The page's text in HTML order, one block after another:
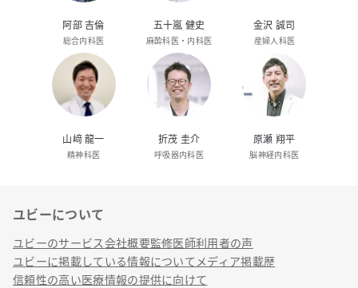
阿部 吉倫
総合内科医
五十嵐 健史
麻酔科医・内科医
金沢 誠司
産婦人科医
山﨑 龍一
精神科医
折茂 圭介
呼吸器内科医
原瀬 翔平
脳神経内科医
リンク
ユビーについて
ユビーのサービス会社概要監修医師利用者の声
ユビーに掲載している情報についてメディア掲載歴
信頼性の高い医療情報の提供に向けて